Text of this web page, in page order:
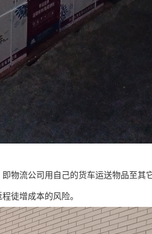
物流公司用自己的货车运送物品至其
徒增成本的风险。